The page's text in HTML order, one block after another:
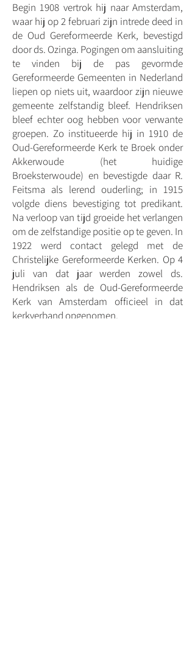
Begin 1908 vertrok hij naar Amsterdam,
waar hij op 2 februari zijn intrede deed in
de Oud Gereformeerde Kerk, bevestigd
door ds. Ozinga. Pogingen om aansluiting
te vinden bij de pas gevormde
Gereformeerde Gemeenten in Nederland
liepen op niets uit, waardoor zijn nieuwe
gemeente zelfstandig bleef. Hendriksen
bleef echter oog hebben voor verwante
groepen. Zo institueerde hij in 1910 de
Oud-Gereformeerde Kerk te Broek onder
Akkerwoude (het huidige
Broeksterwoude) en bevestigde daar R.
Feitsma als lerend ouderling; in 1915
volgde diens bevestiging tot predikant.
Na verloop van tijd groeide het verlangen
om de zelfstandige positie op te geven. In
1922 werd contact gelegd met de
Christelijke Gereformeerde Kerken. Op 4
juli van dat jaar werden zowel ds.
Hendriksen als de Oud-Gereformeerde
Kerk van Amsterdam officieel in dat
kerkverband opgenomen.